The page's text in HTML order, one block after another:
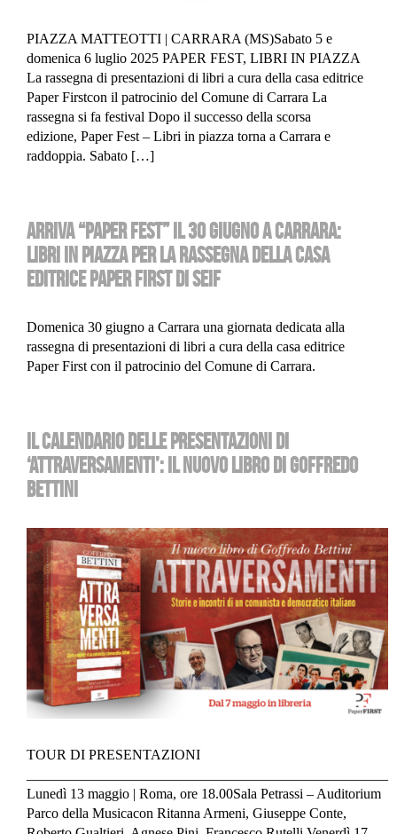
PIAZZA MATTEOTTI | CARRARA (MS)Sabato 5 e
domenica 6 luglio 2025 PAPER FEST, LIBRI IN PIAZZA
La rassegna di presentazioni di libri a cura della casa editrice
Paper Firstcon il patrocinio del Comune di Carrara La
rassegna si fa festival Dopo il successo della scorsa
edizione, Paper Fest – Libri in piazza torna a Carrara e
raddoppia. Sabato […]
ARRIVA “PAPER FEST” IL 30 GIUGNO A CARRARA:
LIBRI IN PIAZZA PER LA RASSEGNA DELLA CASA
EDITRICE PAPER FIRST DI SEIF
Domenica 30 giugno a Carrara una giornata dedicata alla
rassegna di presentazioni di libri a cura della casa editrice
Paper First con il patrocinio del Comune di Carrara.
IL CALENDARIO DELLE PRESENTAZIONI DI
‘ATTRAVERSAMENTI’: IL NUOVO LIBRO DI GOFFREDO
BETTINI
TOUR DI PRESENTAZIONI
Lunedì 13 maggio | Roma, ore 18.00Sala Petrassi – Auditorium
Parco della Musicacon Ritanna Armeni, Giuseppe Conte,